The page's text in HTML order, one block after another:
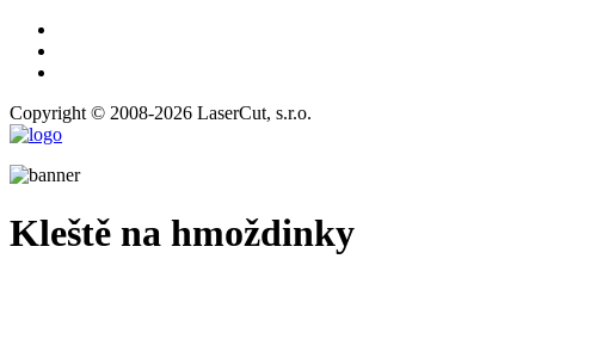
Copyright © 2008-2026 LaserCut, s.r.o.
Kleště na hmoždinky